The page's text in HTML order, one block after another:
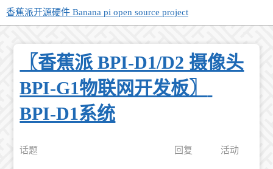
香蕉派开源硬件 Banana pi open source project
〖香蕉派 BPI-D1/D2 摄像头
BPI-G1物联网开发板〗
BPI-D1系统
话题 回复 活动